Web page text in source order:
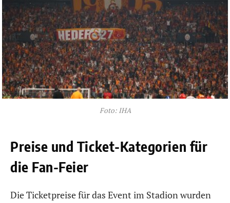
Foto: IHA
Preise und Ticket-Kategorien für
die Fan-Feier
Die Ticketpreise für das Event im Stadion wurden